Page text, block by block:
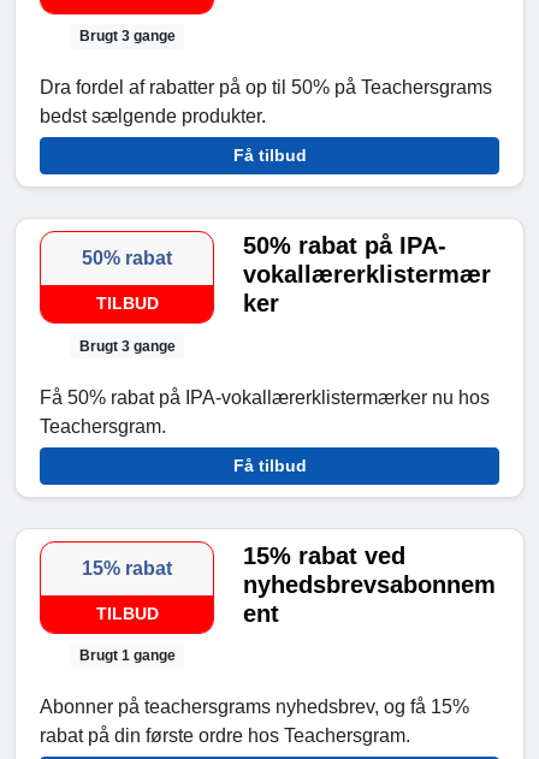
Brugt 3 gange
Dra fordel af rabatter på op til 50% på Teachersgrams
bedst sælgende produkter.
Få tilbud
50% rabat
TILBUD
Brugt 3 gange
50% rabat på IPA-
vokallærerklistermær
ker
Få 50% rabat på IPA-vokallærerklistermærker nu hos
Teachersgram.
Få tilbud
15% rabat
TILBUD
Brugt 1 gange
15% rabat ved
nyhedsbrevsabonnem
ent
Abonner på teachersgrams nyhedsbrev, og få 15%
rabat på din første ordre hos Teachersgram.